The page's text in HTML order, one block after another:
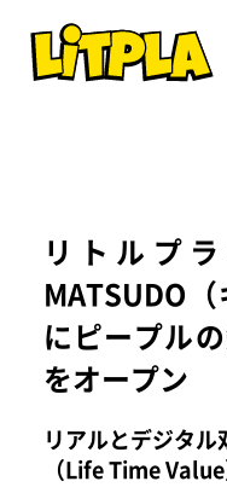
リトルプ
MATSUDO
にピープル
をオープン
リアルとデジタ
（Life Time